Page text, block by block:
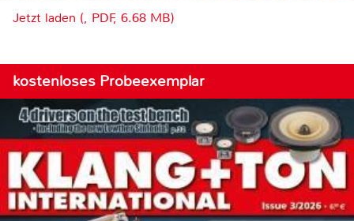
Jetzt laden (, PDF, 6.68 MB)
kostenloses Probeexemplar